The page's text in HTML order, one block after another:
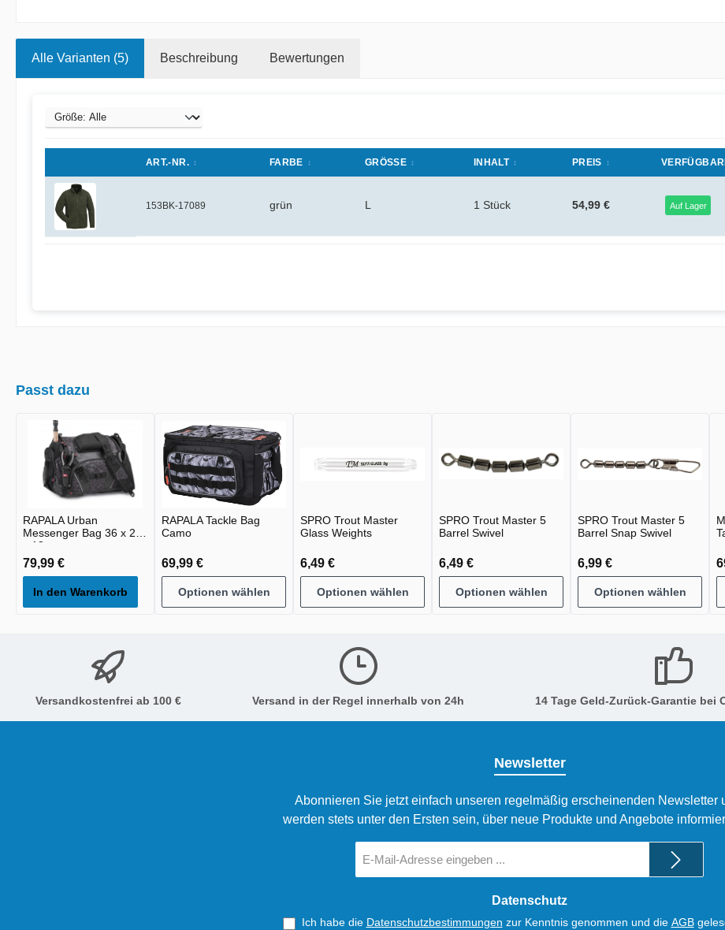
Alle Varianten (5) Beschreibung Bewertungen
ART.-NR. FARBE GRÖSSE INHALT PREIS
153BK-17089 grün 1 Stück 54,99 € Auf Lager
Passt dazu
RAPALA Urban
Messenger Bag 36 x 29
x 18cm
79,99 €
In den Warenkorb
RAPALA Tackle Bag
Camo
69,99 €
Optionen wählen
SPRO Trout Master
Glass Weights
6,49 €
Optionen wählen
SPRO Trout Master 5
Barrel Swivel
6,49 €
Optionen wählen
SPRO Trout Master 5
Barrel Snap Swivel
6,99 €
Optionen wählen
Versandkostenfrei ab 100 € Versand in der Regel innerhalb von 24h 14 Tage Geld-Zurück-Garantie bei
Newsletter
Abonnieren Sie jetzt einfach unseren regelmäßig erscheinenden Newsletter
werden stets unter den Ersten sein, über neue Produkte und Angebote
Mail-
Datenschutz
Ich habe die Datenschutzbestimmungen zur Kenntnis genommen und die AGB